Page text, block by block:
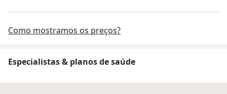
Como mostramos os preços?
Especialistas & planos de saúde